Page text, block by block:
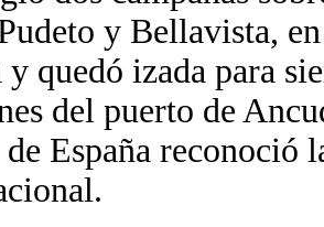
y Bellavista,
quedó izada para
del puerto de
España